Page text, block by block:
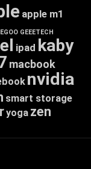
apple m1
GEEETECH
ipad kaby
macbook
nvidia
smart storage
yoga zen